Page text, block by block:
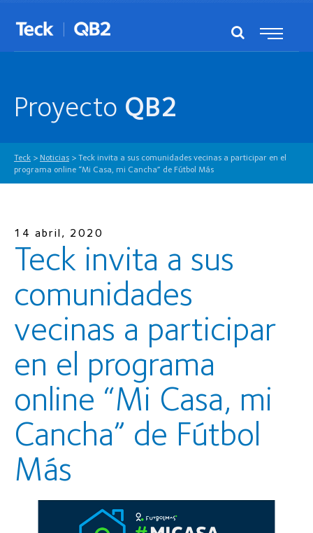
Proyecto QB2
Teck > Noticias > Teck invita a sus comunidades vecinas a participar en el
programa online “Mi Casa, mi Cancha” de Fútbol Más
14 abril, 2020
Teck invita a sus
comunidades
vecinas a participar
en el programa
online “Mi Casa, mi
Cancha” de Fútbol
Más